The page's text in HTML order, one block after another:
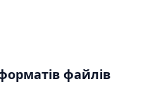
файлів